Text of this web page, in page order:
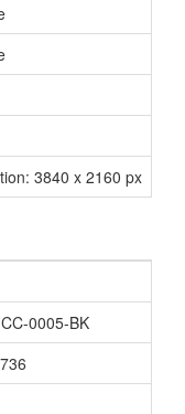
3840 x 2160 px
0005-BK